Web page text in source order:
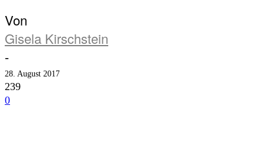
Von
Gisela Kirschstein
-
28. August 2017
239
0